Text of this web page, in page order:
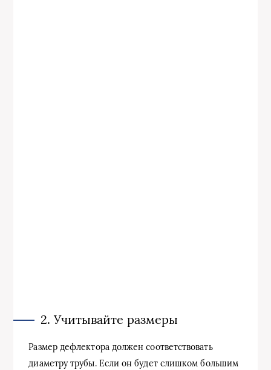
2. Учитывайте размеры
Размер дефлектора должен соответствовать
диаметру трубы. Если он будет слишком большим